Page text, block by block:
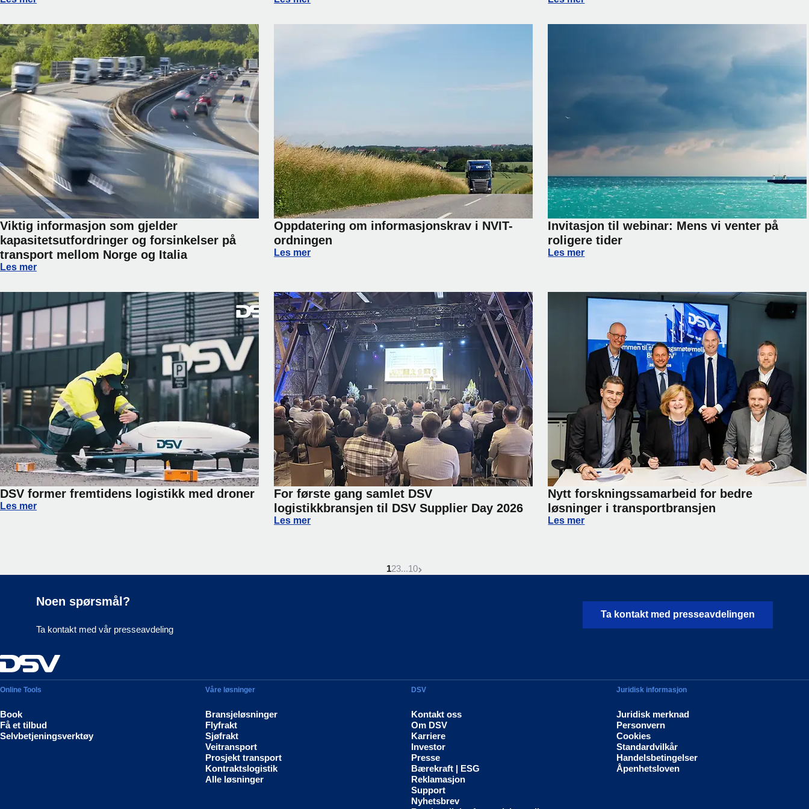
Viktig informasjon som gjelder
kapasitetsutfordringer og forsinkelser på
transport mellom Norge og Italia
Viktig informasjon som gjelder kapasitetsutfordringer og forsinkelser på transport mellom Norge og Italia
Les mer
Oppdatering om informasjonskrav i NVIT-
ordningen
Oppdatering om informasjonskrav i NVIT-ordningen
Les mer
Invitasjon til webinar: Mens vi venter på
roligere tider
Invitasjon til webinar: Mens vi venter på roligere tider
Les mer
DSV former fremtidens logistikk med droner
DSV former fremtidens logistikk med droner
Les mer
For første gang samlet DSV
logistikkbransjen til DSV Supplier Day 2026
For første gang samlet DSV logistikkbransjen til DSV Supplier Day 2026
Les mer
Nytt forskningssamarbeid for bedre
løsninger i transportbransjen
Nytt forskningssamarbeid for bedre løsninger i
Les mer
Denne side er
1Gå til siden
2Gå til siden
3...Gå til siden
10Neste side
Noen spørsmål?
Ta kontakt med vår presseavdeling
Ta kontakt med presseavdelingen
Online Tools
Book
Få et tilbud
Selvbetjeningsverktøy
Våre løsninger
Bransjeløsninger
Flyfrakt
Sjøfrakt
Veitransport
Prosjekt transport
Kontraktslogistik
Alle løsninger
DSV
Kontakt oss
Om DSV
Karriere
Investor
Presse
Bærekraft | ESG
Reklamasjon
Support
Nyhetsbrev
Juridisk informasjon
Juridisk merknad
Personvern
Cookies
Standardvilkår
Handelsbetingelser
Åpenhetsloven